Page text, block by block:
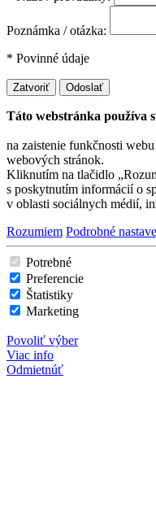
Poznámka / otázka:
* Povinné údaje
Zatvoriť Odoslať
Táto webstránka používa
na zaistenie funkčnosti
webových stránok.
Kliknutím na tlačidlo
s poskytnutím informácií o
v oblasti sociálnych médií,
Rozumiem Podrobné
Potrebné
Preferencie
Štatistiky
Marketing
Povoliť výber
Viac info
Odmietnúť